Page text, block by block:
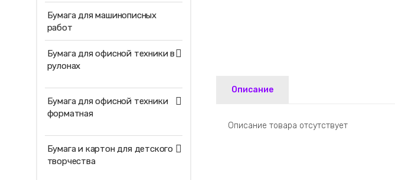
Описание
Описание товара отсутствует
Бумага для машинописных
работ
Бумага для офисной техники в
рулонах
Бумага для офисной техники
форматная
Бумага и картон для детского
творчества